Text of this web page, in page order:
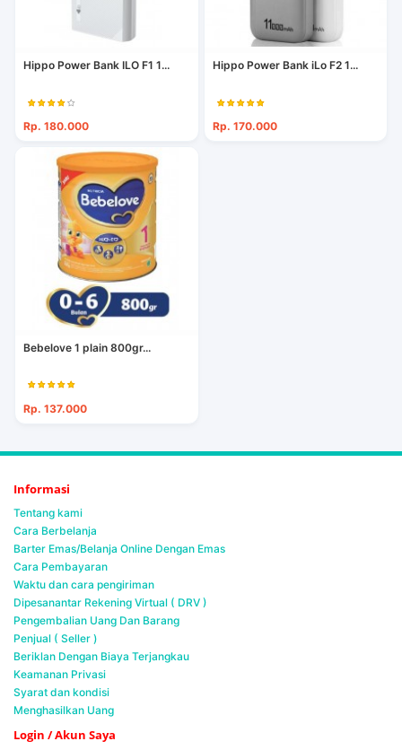
Hippo Power Bank ILO F1 1...
Rp. 180.000
Hippo Power Bank iLo F2 1...
Rp. 170.000
Bebelove 1 plain 800gr...
Rp. 137.000
Informasi
Tentang kami
Cara Berbelanja
Barter Emas/Belanja Online Dengan Emas
Cara Pembayaran
Waktu dan cara pengiriman
Dipesanantar Rekening Virtual ( DRV )
Pengembalian Uang Dan Barang
Penjual ( Seller )
Beriklan Dengan Biaya Terjangkau
Keamanan Privasi
Syarat dan kondisi
Menghasilkan Uang
Login / Akun Saya